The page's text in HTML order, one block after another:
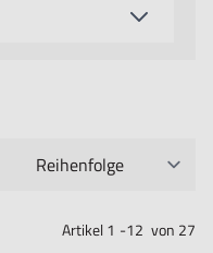
Artikel1 -12 von 27
Sortieren nach